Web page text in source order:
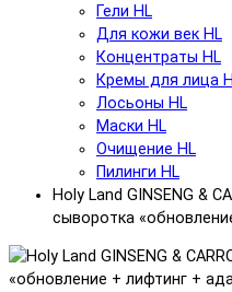
Гели HL
Для кожи век HL
Концентраты HL
Кремы для лица
Лосьоны HL
Маски HL
Очищение HL
Пилинги HL
Holy Land GINSENG &
сыворотка